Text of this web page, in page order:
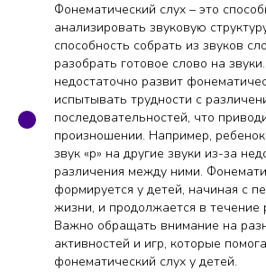
Фонематический слух – это
анализировать звуковую
способность собрать из звуков
разобрать готовое слово на
недостаточно развит
испытывать трудности с
последовательностей, что
произношении. Например,
звук «р» на другие звуки из-за
различения между ними.
формируется у детей, начиная с
жизни, и продолжается в течение
Важно обращать внимание на
активностей и игр, которые
фонематический слух у детей.